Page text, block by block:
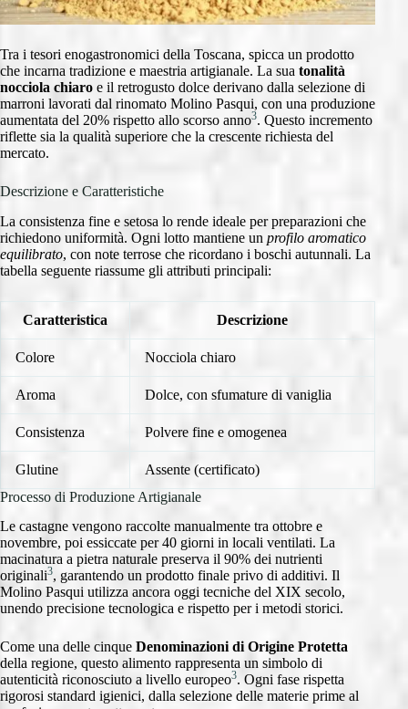
Tra i tesori enogastronomici della Toscana, spicca un prodotto
che incarna tradizione e maestria artigianale. La sua tonalità
nocciola chiaro e il retrogusto dolce derivano dalla selezione di
marroni lavorati dal rinomato Molino Pasqui, con una produzione
aumentata del 20% rispetto allo scorso anno3. Questo incremento
riflette sia la qualità superiore che la crescente richiesta del
mercato.
Descrizione e Caratteristiche
La consistenza fine e setosa lo rende ideale per preparazioni che
richiedono uniformità. Ogni lotto mantiene un profilo aromatico
equilibrato, con note terrose che ricordano i boschi autunnali. La
tabella seguente riassume gli attributi principali:
Caratteristica Descrizione
Colore Nocciola chiaro
Aroma Dolce, con sfumature di vaniglia
Consistenza Polvere fine e omogenea
Glutine
Assente (certificato)
Processo di Produzione Artigianale
Le castagne vengono raccolte manualmente tra ottobre e
novembre, poi essiccate per 40 giorni in locali ventilati. La
macinatura a pietra naturale preserva il 90% dei nutrienti
originali3, garantendo un prodotto finale privo di additivi. Il
Molino Pasqui utilizza ancora oggi tecniche del XIX secolo,
unendo precisione tecnologica e rispetto per i metodi storici.
Come una delle cinque Denominazioni di Origine Protetta
della regione, questo alimento rappresenta un simbolo di
autenticità riconosciuto a livello europeo3. Ogni fase rispetta
rigorosi standard igienici, dalla selezione delle materie prime al